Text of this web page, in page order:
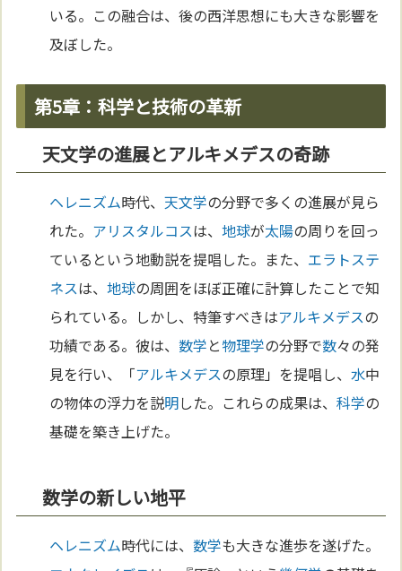
いる。この融合は、後の西洋思想にも大きな影響を
及ぼした。
第5章：科学と技術の革新
天文学の進展とアルキメデスの奇跡
ヘレニズム時代、天文学の分野で多くの進展が見ら
れた。 アリスタルコスは、地球が太陽の周りを回っ
ているという地動説を提唱した。また、 エラトステ
ネスは、地球の周囲をほぼ正確に計算したことで知
られている。しかし、特筆すべきはアルキメデスの
功績である。彼は、数学と物理学の分野で数々の発
見を行い、「アルキメデスの原理」を提唱し、水中
の物体の浮力を説明した。これらの成果は、科学の
基礎を築き上げた。
数学の新しい地平
ヘレニズム時代には、数学も大きな進歩を遂げた。